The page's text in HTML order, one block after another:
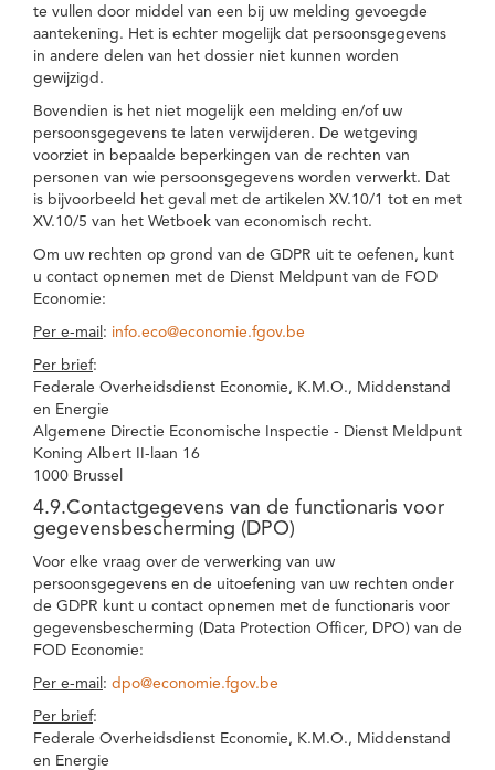
te vullen door middel van een bij uw melding gevoegde
aantekening. Het is echter mogelijk dat persoonsgegevens
in andere delen van het dossier niet kunnen worden
gewijzigd.
Bovendien is het niet mogelijk een melding en/of uw
persoonsgegevens te laten verwijderen. De wetgeving
voorziet in bepaalde beperkingen van de rechten van
personen van wie persoonsgegevens worden verwerkt. Dat
is bijvoorbeeld het geval met de artikelen XV.10/1 tot en met
XV.10/5 van het Wetboek van economisch recht.
Om uw rechten op grond van de GDPR uit te oefenen, kunt
u contact opnemen met de Dienst Meldpunt van de FOD
Economie:
Per e-mail : info.eco@economie.fgov.be
Per brief:
Federale Overheidsdienst Economie, K.M.O., Middenstand
en Energie
Algemene Directie Economische Inspectie - Dienst Meldpunt
Koning Albert II-laan 16
1000 Brussel
4.9.Contactgegevens van de functionaris voor
gegevensbescherming (DPO)
Voor elke vraag over de verwerking van uw
persoonsgegevens en de uitoefening van uw rechten onder
de GDPR kunt u contact opnemen met de functionaris voor
gegevensbescherming (Data Protection Officer, DPO) van de
FOD Economie:
Per e-mail : dpo@economie.fgov.be
Per brief:
Federale Overheidsdienst Economie, K.M.O., Middenstand
en Energie